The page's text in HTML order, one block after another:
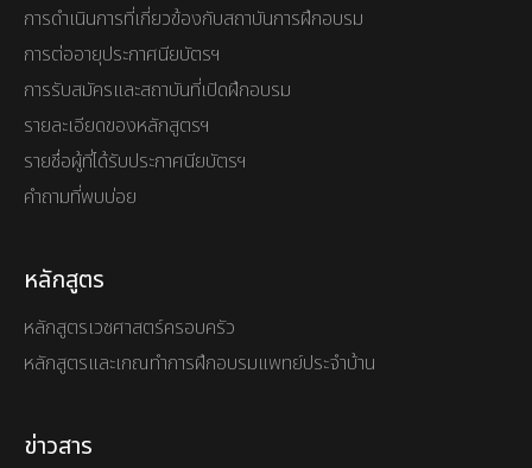
การดำเนินการที่เกี่ยวข้องกับสถาบันการฝึกอบรม
การต่ออายุประกาศนียบัตรฯ
การรับสมัครและสถาบันที่เปิดฝึกอบรม
รายละเอียดของหลักสูตรฯ
รายชื่อผู้ที่ได้รับประกาศนียบัตรฯ
คำถามที่พบบ่อย
หลักสูตร
หลักสูตรเวชศาสตร์ครอบครัว
หลักสูตรและเกณทำการฝึกอบรมแพทย์ประจำบ้าน
ข่าวสาร